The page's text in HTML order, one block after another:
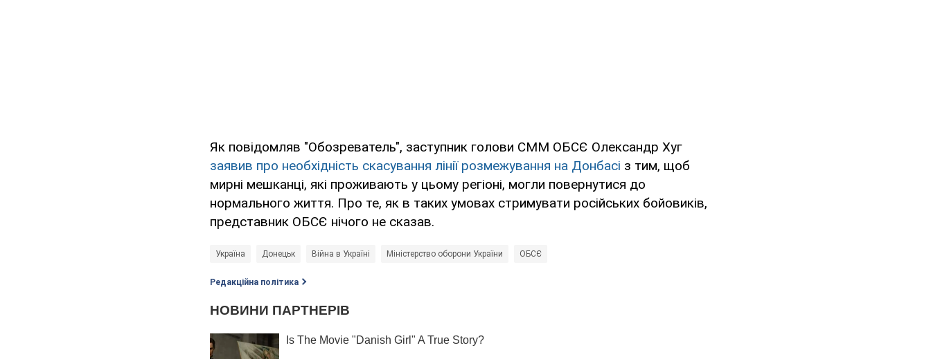
Як повідомляв "Обозреватель", заступник голови СММ ОБСЄ Олександр Хуг
заявив про необхідність скасування лінії розмежування на Донбасі з тим, щоб
мирні мешканці, які проживають у цьому регіоні, могли повернутися до
нормального життя. Про те, як в таких умовах стримувати російських бойовиків,
представник ОБСЄ нічого не сказав.
Україна Донецьк Війна в Україні Міністерство оборони України ОБСЄ
Редакційна політика